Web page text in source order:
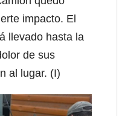
impacto. El
llevado hasta la
de sus
al lugar. (I)